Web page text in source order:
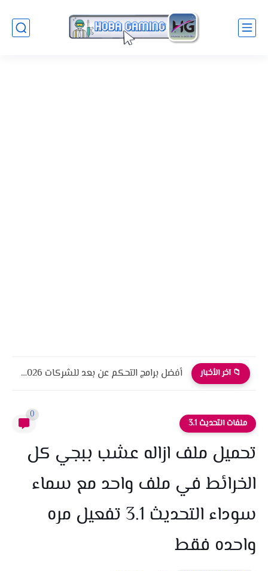
📁 آخر الأخبار أفضل برامج التحكم عن بعد للشركات 2026 أمان، أداء، واحترافية
ملفات التحديث 3.1
0
تحميل ملف ازاله عشب ببجي كل
الخرائط في ملف واحد مع سماء
سوداء التحديث 3.1 تفعيل مره
واحده فقط